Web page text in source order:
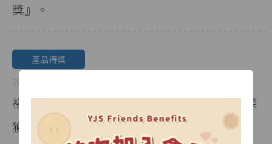
獎』。
產品得獎
2008年08月
裕珍馨「綠豆椪」參加2008台灣第一椪比賽榮
獲『金牌獎』。